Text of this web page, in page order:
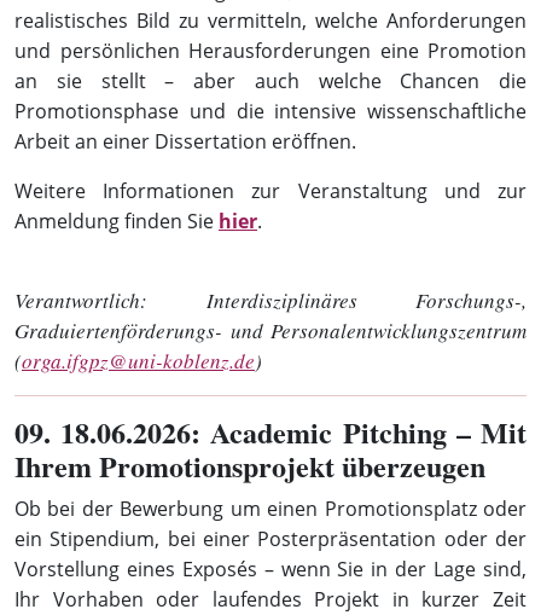
realistisches Bild zu vermitteln, welche Anforderungen
und persönlichen Herausforderungen eine Promotion
an sie stellt – aber auch welche Chancen die
Promotionsphase und die intensive wissenschaftliche
Arbeit an einer Dissertation eröffnen.
Weitere Informationen zur Veranstaltung und zur
Anmeldung finden Sie hier.
Verantwortlich: Interdisziplinäres Forschungs-,
Graduiertenförderungs- und Personalentwicklungszentrum
(orga.ifgpz@uni-koblenz.de)
09. 18.06.2026: Academic Pitching – Mit
Ihrem Promotionsprojekt überzeugen
Ob bei der Bewerbung um einen Promotionsplatz oder
ein Stipendium, bei einer Posterpräsentation oder der
Vorstellung eines Exposés – wenn Sie in der Lage sind,
Ihr Vorhaben oder laufendes Projekt in kurzer Zeit